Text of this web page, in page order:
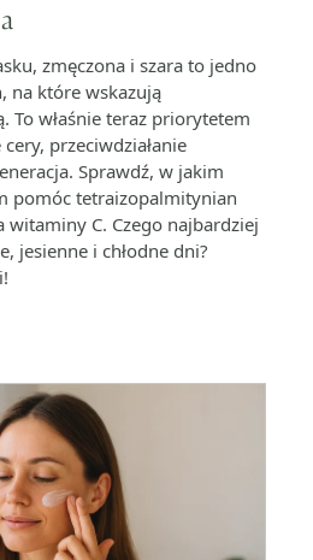
zmęczona i szara to jedno
na które wskazują
To właśnie teraz priorytetem
przeciwdziałanie
Sprawdź, w jakim
pomóc tetraizopalmitynian
C. Czego najbardziej
jesienne i chłodne dni?